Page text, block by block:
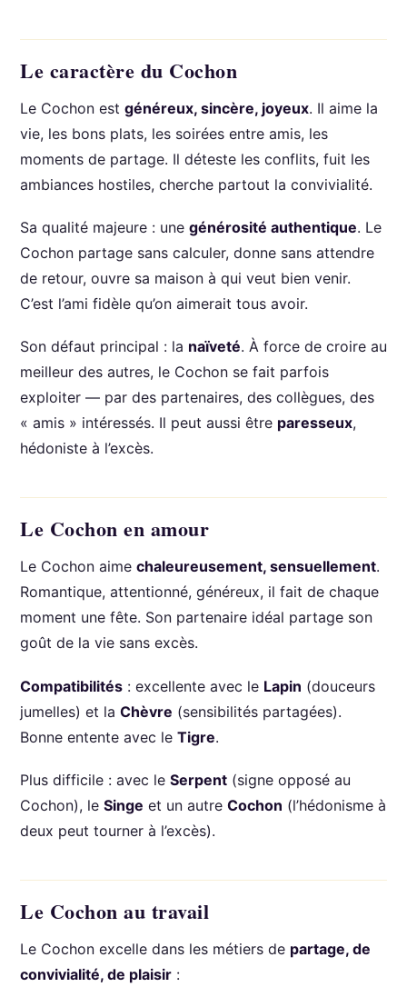
Le caractère du Cochon
Le Cochon est généreux, sincère, joyeux. Il aime la
vie, les bons plats, les soirées entre amis, les
moments de partage. Il déteste les conflits, fuit les
ambiances hostiles, cherche partout la convivialité.
Sa qualité majeure : une générosité authentique. Le
Cochon partage sans calculer, donne sans attendre
de retour, ouvre sa maison à qui veut bien venir.
C’est l’ami fidèle qu’on aimerait tous avoir.
Son défaut principal : la naïveté. À force de croire au
meilleur des autres, le Cochon se fait parfois
exploiter — par des partenaires, des collègues, des
« amis » intéressés. Il peut aussi être paresseux,
hédoniste à l’excès.
Le Cochon en amour
Le Cochon aime chaleureusement, sensuellement.
Romantique, attentionné, généreux, il fait de chaque
moment une fête. Son partenaire idéal partage son
goût de la vie sans excès.
Compatibilités : excellente avec le Lapin (douceurs
jumelles) et la Chèvre (sensibilités partagées).
Bonne entente avec le Tigre.
Plus difficile : avec le Serpent (signe opposé au
Cochon), le Singe et un autre Cochon (l’hédonisme à
deux peut tourner à l’excès).
Le Cochon au travail
Le Cochon excelle dans les métiers de partage, de
convivialité, de plaisir :